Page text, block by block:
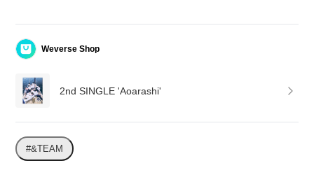
Weverse Shop
2nd SINGLE 'Aoarashi'
#&TEAM